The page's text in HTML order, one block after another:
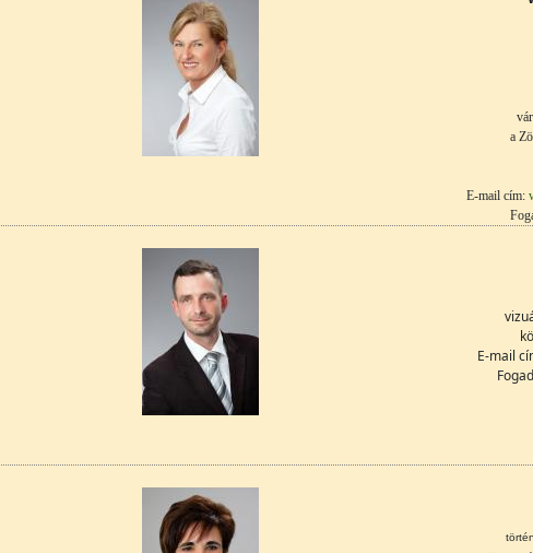
a
E-mail cím:
E-mail